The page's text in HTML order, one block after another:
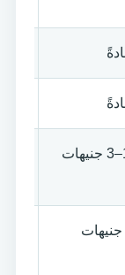
نحو 1.50–3 جنيهات
نحو 3–8 جنيهات